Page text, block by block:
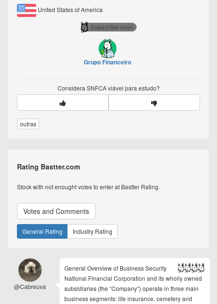
United States of America
Subscribe now!
Grupo Financeiro
Considera SNFCAviável para estudo?
outras
Rating Bastter.com
Stock with not enought votes to enter at Bastter Rating.
Votes and Comments
General Rating Industry Rating
@Cabreuva
General Overview of Business Security
National Financial Corporation and its wholly owned
subsidiaries (the “Company”) operate in three main
business segments: life insurance, cemetery and